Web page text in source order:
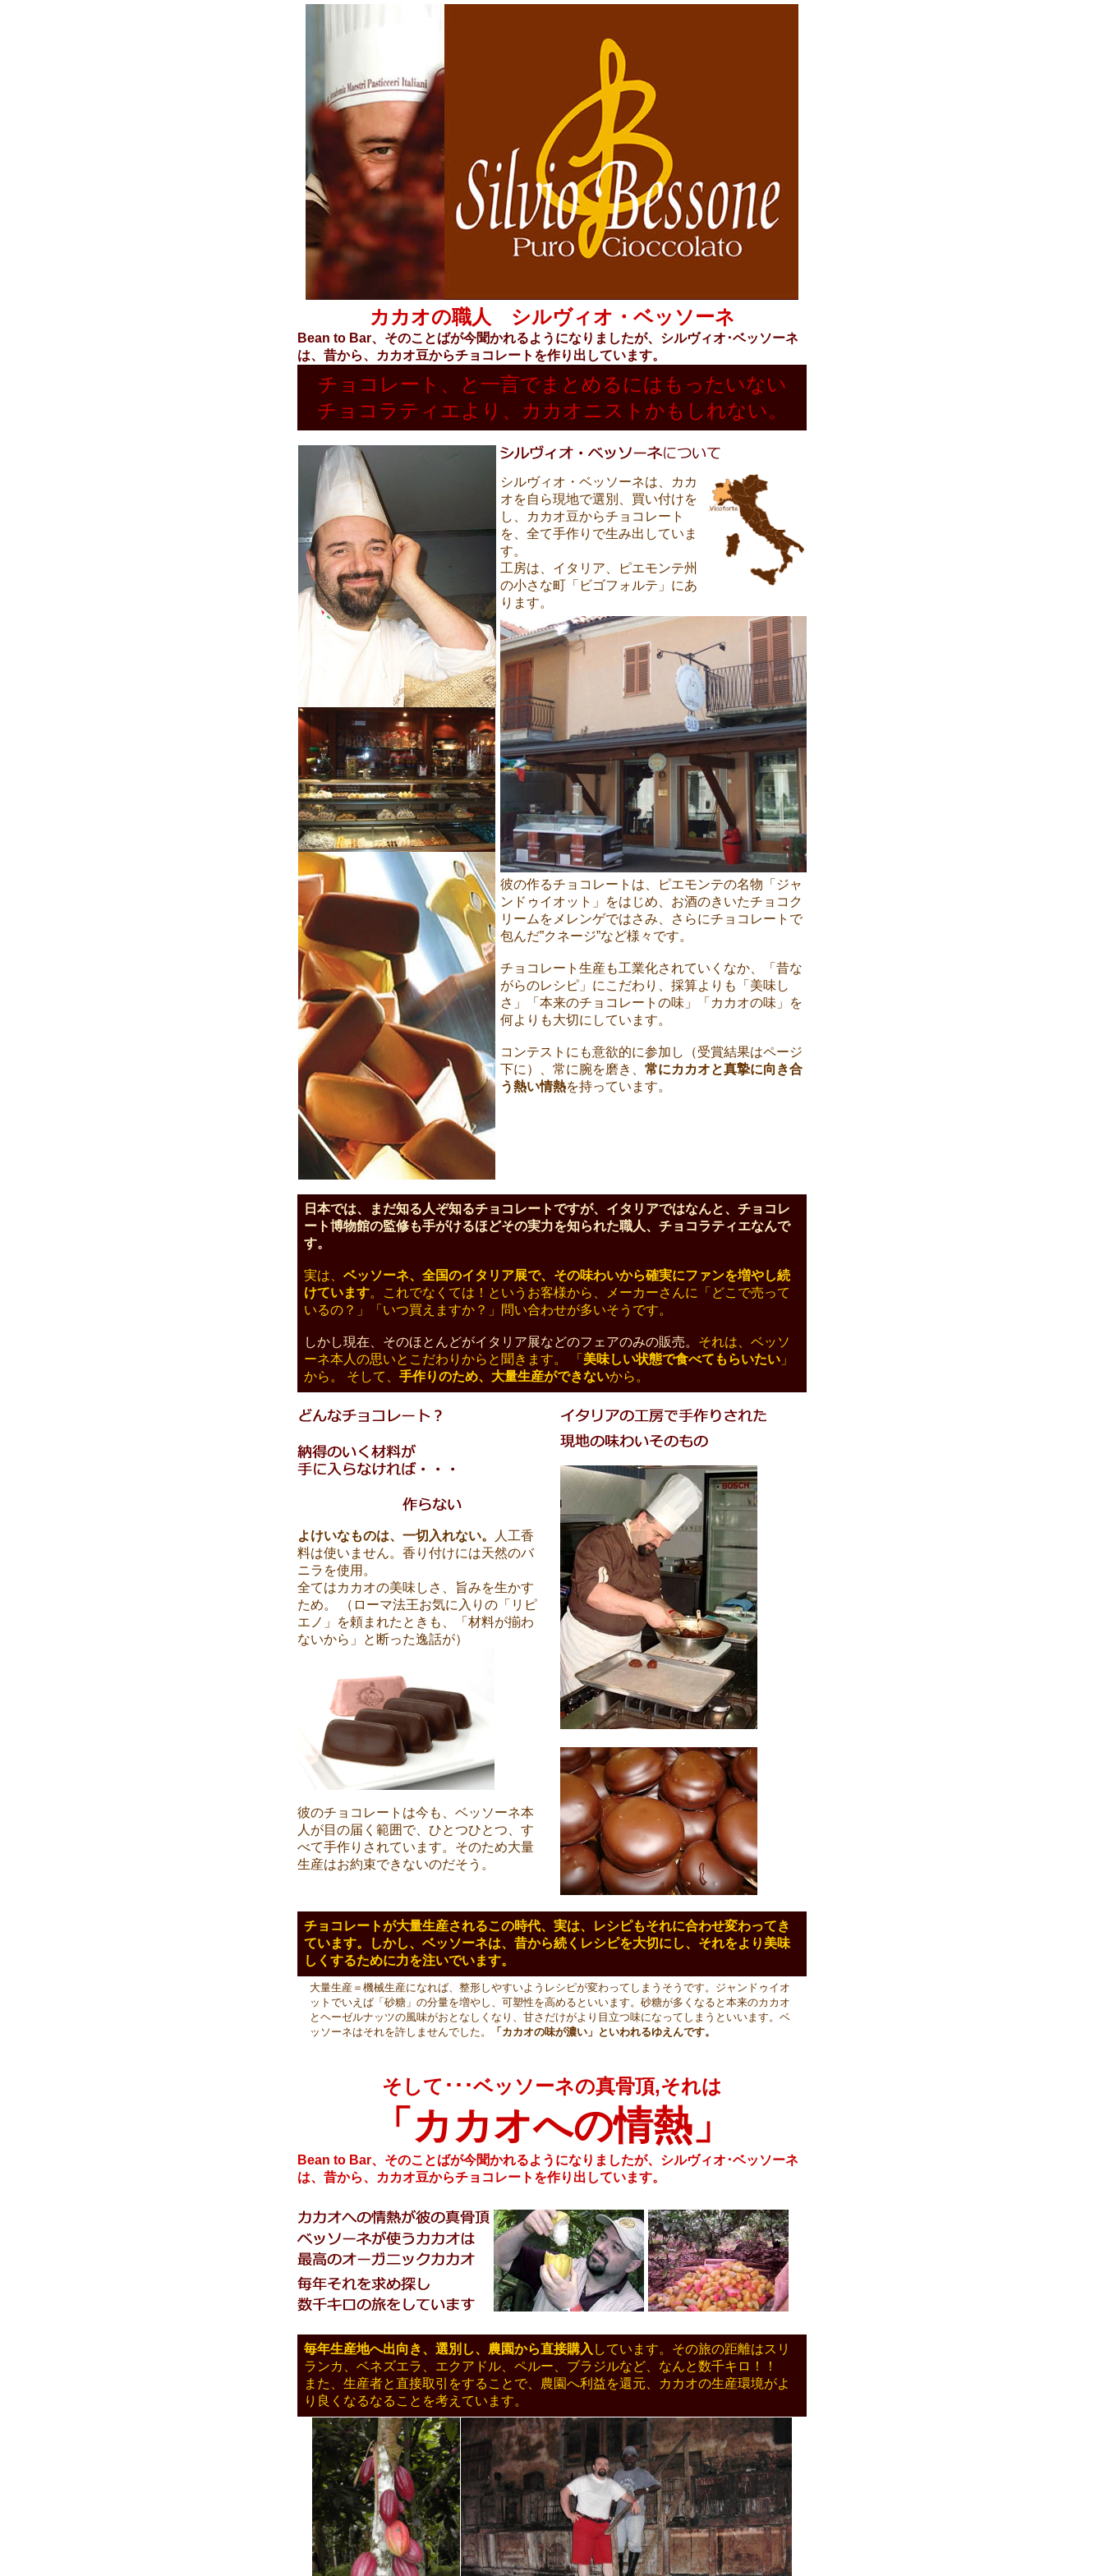
カカオの職人 シルヴィオ・ベッソーネ
Bean to Bar、そのことばが今聞かれるようになりましたが、シルヴィオ･ベッソーネ
は、昔から、カカオ豆からチョコレートを作り出しています。
チョコレート、と一言でまとめるにはもったいない
チョコラティエより、カカオニストかもしれない。
シルヴィオ・ベッソーネは、カカ
オを自ら現地で選別、買い付けを
し、カカオ豆からチョコレート
を、全て手作りで生み出していま
す。
工房は、イタリア、ピエモンテ州
の小さな町「ビゴフォルテ」にあ
ります。
彼の作るチョコレートは、ピエモンテの名物「ジャ
ンドゥイオット」をはじめ、 お酒のきいたチョコク
リームをメレンゲではさみ、さらにチョコレートで
包んだ”クネージ”など様々です。
チョコレート生産も工業化されていくなか、「昔な
がらのレシピ」にこだわり、採算よりも「美味し
さ」「本来のチョコレートの味」「カカオの味」を
何よりも大切にしています。
コンテストにも意欲的に参加し（受賞結果はページ
下に）、常に腕を磨き、 常にカカオと真摯に向き合
う熱い情熱を持っています。
日本では、まだ知る人ぞ知るチョコレートですが、イタリアではなんと、チョコレ
ート博物館の監修も手がけるほどその実力を知られた職人、チョコラティエなんで
す。
実は、 ベッソーネ、全国のイタリア展で、その味わいから確実にファンを増やし続
けています。これでなくては！というお客様から、メーカーさんに「どこで売って
いるの？」「いつ買えますか？」問い合わせが多いそうです。
しかし現在、そのほとんどがイタリア展などのフェアのみの販売。 それは、ベッソ
ーネ本人の思いとこだわりからと聞きます。 「 美味しい状態で食べてもらいたい 」
から。 そして、 手作りのため、大量生産ができないから。
よけいなものは、一切入れない。
人工香
料は使いません。香り付けには天然のバ
ニラを使用。
全てはカカオの美味しさ、旨みを生かす
ため。 （ローマ法王お気に入りの「リピ
エノ」を頼まれたときも、「材料が揃わ
ないから」と断った逸話が）
彼のチョコレートは今も、ベッソーネ本
人が目の届く範囲で、ひとつひとつ、す
べて手作りされています。そのため大量
生産はお約束できないのだそう。
チョコレートが大量生産されるこの時代、実は、レシピもそれに合わせ変わってき
ています。しかし、ベッソーネは、昔から続くレシピを大切にし、それをより美味
しくするために力を注いでいます。
大量生産＝機械生産になれば、整形しやすいようレシピが変わってしまうそうです。ジャンドゥイオ
ットでいえば「砂糖」の分量を増やし、可塑性を高めるといいます。砂糖が多くなると本来のカカオ
とヘーゼルナッツの風味がおとなしくなり、甘さだけがより目立つ味になってしまうといいます。ベ
ッソーネはそれを許しませんでした。
「カカオの味が濃い」といわれるゆえんです。
そして･･･ベッソーネの真骨頂,それは
「カカオへの情熱」
Bean to Bar、そのことばが今聞かれるようになりましたが、シルヴィオ･ベッソーネ
は、昔から、カカオ豆からチョコレートを作り出しています。
毎年生産地へ出向き、選別し、農園から直接購入 しています。その旅の距離はスリ
ランカ、ベネズエラ、エクアドル、ペルー、ブラジルなど、なんと数千キロ！！
また、生産者と直接取引をすることで、農園へ利益を還元、カカオの生産環境がよ
り良くなるなることを考えています。